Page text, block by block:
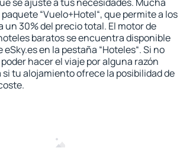
“Vuelo+Hotel“, que permite a los
30% del precio total. El motor de
baratos se encuentra disponible
en la pestaña “Hoteles“. Si no
hacer el viaje por alguna razón
tu alojamiento ofrece la posibilidad de